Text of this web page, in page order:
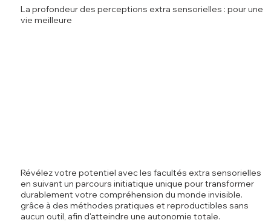
La profondeur des perceptions extra sensorielles : pour une
vie meilleure
Révélez votre potentiel avec les facultés extra sensorielles
en suivant un parcours initiatique unique pour transformer
durablement votre compréhension du monde invisible.
grâce à des méthodes pratiques et reproductibles sans
aucun outil, afin d'atteindre une autonomie totale.